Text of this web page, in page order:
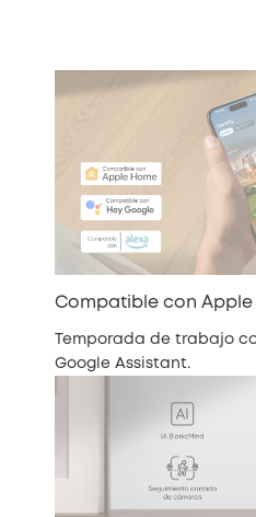
Compatible con Apple
Temporada de trabajo
Google Assistant.